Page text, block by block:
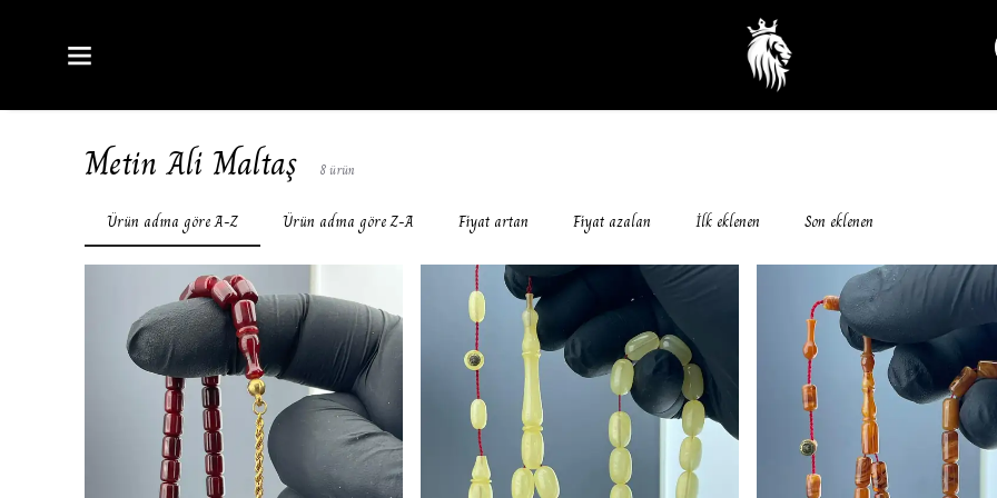
Metin Ali Maltaş 8ürün
Ürün adına göre A-Z Ürün adına göre Z-A Fiyat artan Fiyat azalan İlk eklenen Son eklenen